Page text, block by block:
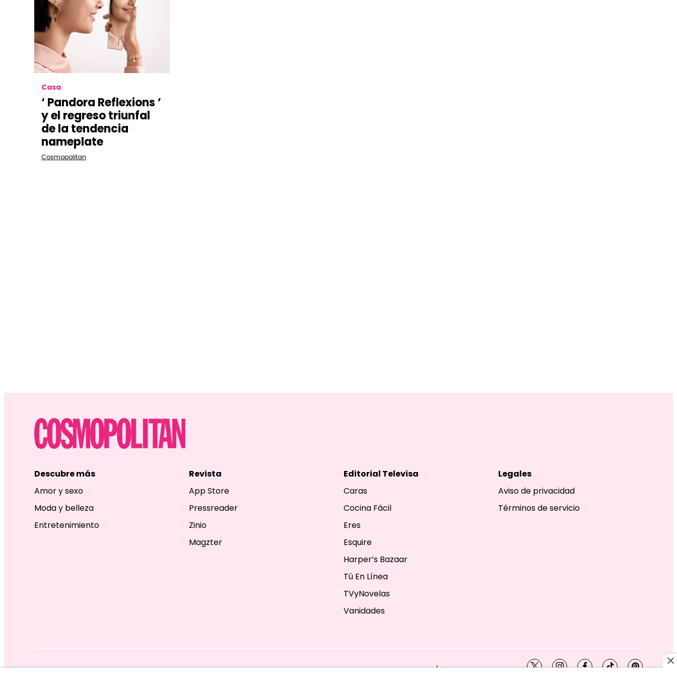
Casa
‘ Pandora Reflexions ’
y el regreso triunfal
de la tendencia
nameplate
Cosmopolitan
Descubre más
Amor y sexo
Moda y belleza
Entretenimiento
Revista
App Store
Pressreader
Zinio
Magzter
Editorial Televisa
Caras
Cocina Fácil
Eres
Esquire
Harper’s Bazaar
Tú En Línea
TVyNovelas
Vanidades
Legales
Aviso de privacidad
Términos de servicio
EDITORIAL TELEVISA S.A. DE C.V. TODOS LOS DERECHOS RESERVADOS. TBG - EDITORIAL TELEVISA - LIFESTYLES - BEAUTY / FASHION twitterinstagramfacebook
tiktokpinterest